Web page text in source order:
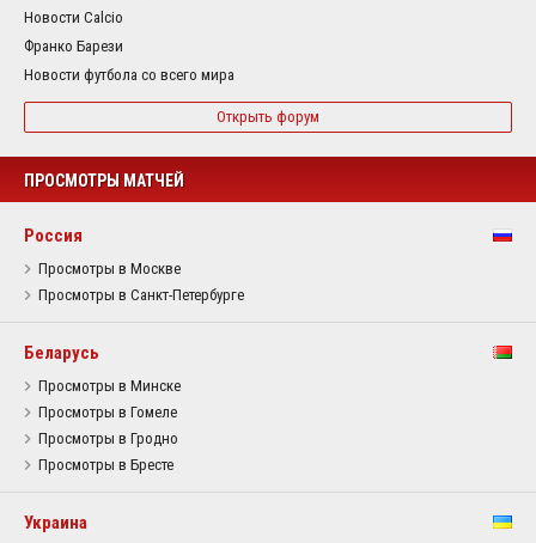
Новости Calcio
Франко Барези
Новости футбола со всего мира
Открыть форум
ПРОСМОТРЫ МАТЧЕЙ
Россия
Просмотры в Москве
Просмотры в Санкт-Петербурге
Беларусь
Просмотры в Минске
Просмотры в Гомеле
Просмотры в Гродно
Просмотры в Бресте
Украина